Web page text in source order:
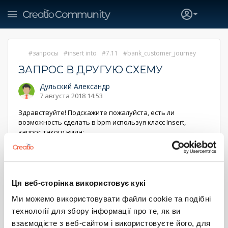
Ця веб-сторінка використовує кукі
Ми можемо використовувати файли cookie та подібні
технології для збору інформації про те, як ви
взаємодієте з веб-сайтом і використовуєте його, для
запросы insert into 7.11 bank_customer_journey
ЗАПРОС В ДРУГУЮ СХЕМУ
Дульский Александр
7 августа 2018 14:53
Здравствуйте! Подскажите пожалуйста, есть ли
возможность сделать в bpm используя класс Insert,
запрос такого вида:
Insert into "имя сторонней базы"."имя таблицы
прочитать от туда таблицу. Если да, то как сделать.
0 3